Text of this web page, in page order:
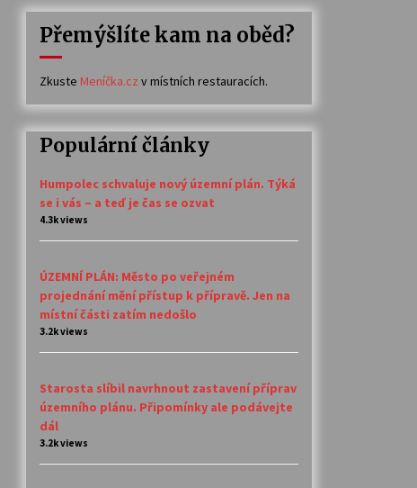
Přemýšlíte kam na oběd?
Zkuste Meníčka.cz v místních restauracích.
Populární články
Humpolec schvaluje nový územní plán. Týká
se i vás – a teď je čas se ozvat
4.3k views
ÚZEMNÍ PLÁN: Město po veřejném
projednání mění přístup k přípravě. Jen na
místní části zatím nedošlo
3.2k views
Starosta slíbil navrhnout zastavení příprav
územního plánu. Připomínky ale podávejte
dál
3.2k views